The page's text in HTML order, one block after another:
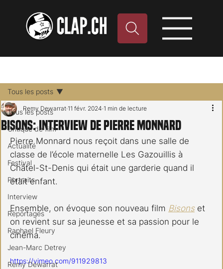
Tous les posts
Critique de film
Actualité
Festival
Portraits
Interview
Reportages
Raphael Fleury
Jean-Marc Detrey
Remy Dewarrat
Tous les posts
Bisons: interview de Pierre Monnard
Remy Dewarrat 11 févr. 2024 1 min de lecture
Pierre Monnard nous reçoit dans une salle de
classe de l’école maternelle Les Gazouillis à
Châtel-St-Denis qui était une garderie quand il
était enfant.
Ensemble, on évoque son nouveau film Bisons et
on revient sur sa jeunesse et sa passion pour le
cinéma.
https://vimeo.com/911929813